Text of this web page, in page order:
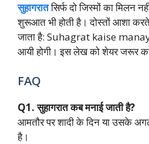
सुहागरातसिर्फ दो जिस्मों का मिलन
शुरूआत भी होती है। दोस्तों आशा
जाता है: Suhagrat kaise
आयी होगी। इस लेख को शेयर जरूर
FAQ
Q1. सुहागरात कब मनाई जाती है?
आमतौर पर शादी के दिन या उसके
है।